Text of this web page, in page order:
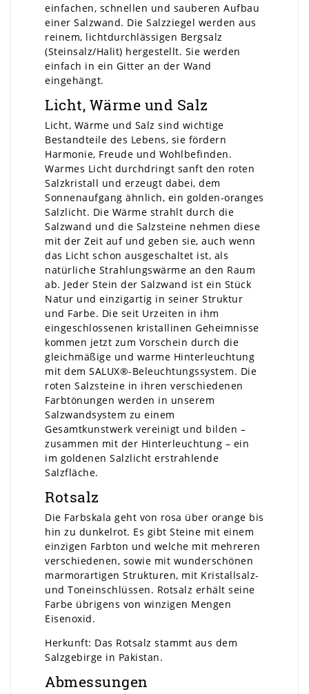
einfachen, schnellen und sauberen Aufbau
einer Salzwand. Die Salzziegel werden aus
reinem, lichtdurchlässigen Bergsalz
(Steinsalz/Halit) hergestellt. Sie werden
einfach in ein Gitter an der Wand
eingehängt.
Licht, Wärme und Salz
Licht, Wärme und Salz sind wichtige
Bestandteile des Lebens, sie fördern
Harmonie, Freude und Wohlbefinden.
Warmes Licht durchdringt sanft den roten
Salzkristall und erzeugt dabei, dem
Sonnenaufgang ähnlich, ein golden-oranges
Salzlicht. Die Wärme strahlt durch die
Salzwand und die Salzsteine nehmen diese
mit der Zeit auf und geben sie, auch wenn
das Licht schon ausgeschaltet ist, als
natürliche Strahlungswärme an den Raum
ab. Jeder Stein der Salzwand ist ein Stück
Natur und einzigartig in seiner Struktur
und Farbe. Die seit Urzeiten in ihm
eingeschlossenen kristallinen Geheimnisse
kommen jetzt zum Vorschein durch die
gleichmäßige und warme Hinterleuchtung
mit dem SALUX®-Beleuchtungssystem. Die
roten Salzsteine in ihren verschiedenen
Farbtönungen werden in unserem
Salzwandsystem zu einem
Gesamtkunstwerk vereinigt und bilden –
zusammen mit der Hinterleuchtung – ein
im goldenen Salzlicht erstrahlende
Salzfläche.
Rotsalz
Die Farbskala geht von rosa über orange bis
hin zu dunkelrot. Es gibt Steine mit einem
einzigen Farbton und welche mit mehreren
verschiedenen, sowie mit wunderschönen
marmorartigen Strukturen, mit Kristallsalz-
und Toneinschlüssen. Rotsalz erhält seine
Farbe übrigens von winzigen Mengen
Eisenoxid.
Herkunft: Das Rotsalz stammt aus dem
Salzgebirge in Pakistan.
Abmessungen